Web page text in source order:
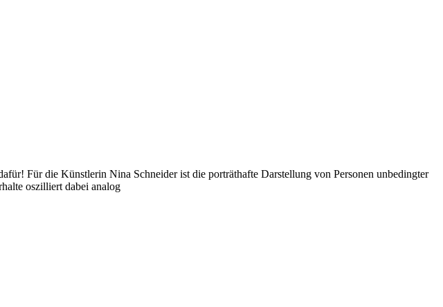
Für die Künstlerin Nina Schneider ist die porträthafte Darstellung von Personen unbedingter
oszilliert dabei analog